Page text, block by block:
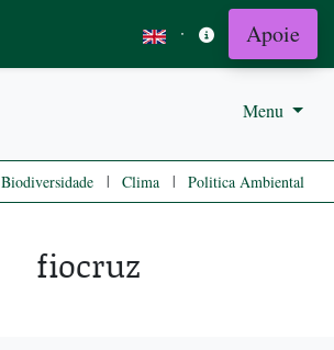
· Apoie
Menu
Biodiversidade | Clima | Politica Ambiental
fiocruz